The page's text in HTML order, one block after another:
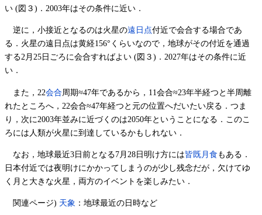
い (図３)．2003年はその条件に近い．
逆に，小接近となるのは火星の遠日点付近で会合する場合であ
る．火星の遠日点は黄経156°くらいなので，地球がその付近を通過
する2月25日ごろに会合すればよい (図３)．2027年はその条件に近
い．
また，22会合周期≈47年であるから，11会合≈23年半経つと半周離
れたところへ，22会合≈47年経つと元の位置へだいたい戻る．つま
り，次に2003年並みに近づくのは2050年ということになる．このこ
ろには人類が火星に到達しているかもしれない．
なお，地球最近3日前となる7月28日明け方には皆既月食もある．
日本付近では夜明けにかかってしまうのが少し残念だが，欠けてゆ
く月と大きな火星，両方のイベントを楽しみたい．
関連ページ) 天象 ：地球最近の日時など